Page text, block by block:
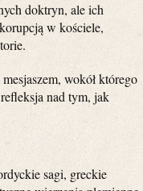
doktryn, ale ich
w kościele,
wokół którego
nad tym, jak
sagi, greckie